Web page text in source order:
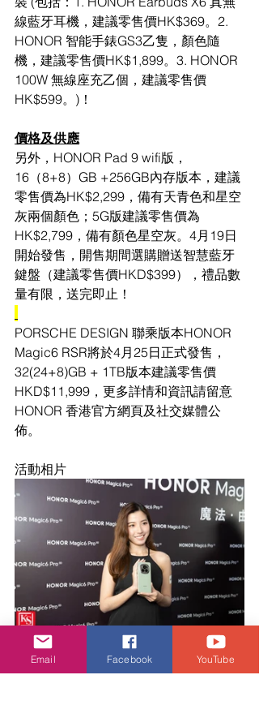
線藍牙耳機，建議零售價HK$369。2.
HONOR 智能手錶GS3乙隻，顏色隨
機，建議零售價HK$1,899。3. HONOR
100W 無線座充乙個，建議零售價
HK$599。)！
價格及供應
另外，HONOR Pad 9 wifi版，
16（8+8）GB +256GB內存版本，建議
零售價為HK$2,299，備有天青色和星空
灰兩個顏色；5G版建議零售價為
HK$2,799，備有顏色星空灰。4月19日
開始發售，開售期間選購贈送智慧藍牙
鍵盤（建議零售價HKD$399），禮品數
量有限，送完即止！
PORSCHE DESIGN 聯乘版本HONOR
Magic6 RSR將於4月25日正式發售，
32(24+8)GB + 1TB版本建議零售價
HKD$11,999，更多詳情和資訊請留意
HONOR 香港官方網頁及社交媒體公
佈。
活動相片
Email Facebook YouTube